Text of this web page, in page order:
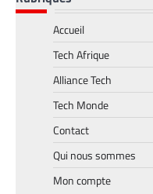
TECH MONDE
Heetch :
définir
La Rédaction
En lançant sa
promet de
en
chauffeurs de
commun accord
Accueil
Tech Afrique
Alliance Tech
Tech Monde
Contact
Qui nous sommes
Mon compte